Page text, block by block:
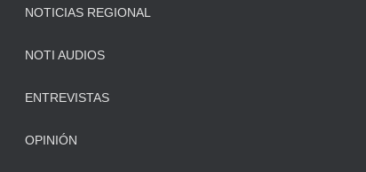
NOTICIAS REGIONAL
NOTI AUDIOS
ENTREVISTAS
OPINIÓN